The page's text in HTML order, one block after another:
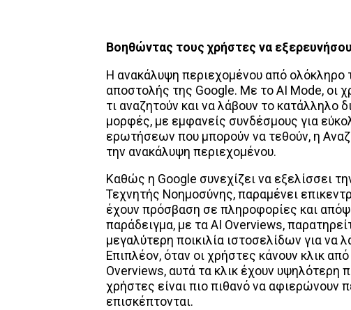
Βοηθώντας τους χρήστες να
Η ανακάλυψη περιεχομένου από ολόκληρο
αποστολής της Google. Με το AI Mode, οι
τι αναζητούν και να λάβουν το κατάλληλο
μορφές, με εμφανείς συνδέσμους για
ερωτήσεων που μπορούν να τεθούν, η
την ανακάλυψη περιεχομένου.
Καθώς η Google συνεχίζει να εξελίσσει
Τεχνητής Νοημοσύνης, παραμένει
έχουν πρόσβαση σε πληροφορίες και
παράδειγμα, με τα AI Overviews,
μεγαλύτερη ποικιλία ιστοσελίδων για να
Επιπλέον, όταν οι χρήστες κάνουν κλικ
Overviews, αυτά τα κλικ έχουν υψηλότερη
χρήστες είναι πιο πιθανό να αφιερώνουν
επισκέπτονται.